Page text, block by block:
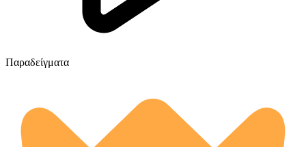
Παραδείγματα